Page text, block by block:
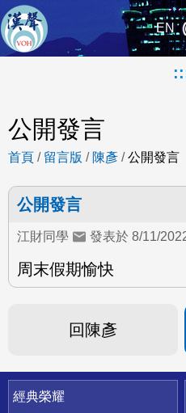
EN
公開發言
首頁 / 留言版 / 陳彥 /公開發言
公開發言
江財同學 發表於 8/11/
周末假期愉快
回陳彥
快速連結
經典榮耀